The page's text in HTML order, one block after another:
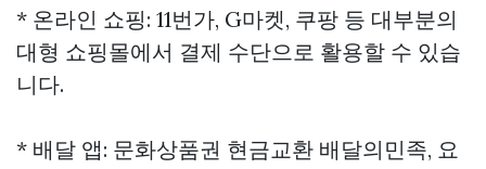
* 온라인 쇼핑: 11번가, G마켓, 쿠팡 등 대부분의
대형 쇼핑몰에서 결제 수단으로 활용할 수 있습
니다.
* 배달 앱: 문화상품권 현금교환 배달의민족, 요